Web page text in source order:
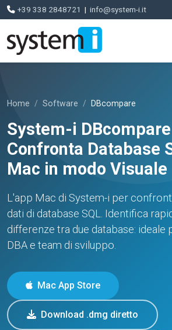
+39 338 2848721 | info@system-i.it
Home Software DBcompare
System-i
Confronta Database
Mac in modo Visuale
L'app Mac di System-i per
dati di database SQL. Identifica
differenze tra due database: ideale
DBA e team di sviluppo.
Mac App Store
Download .dmg diretto